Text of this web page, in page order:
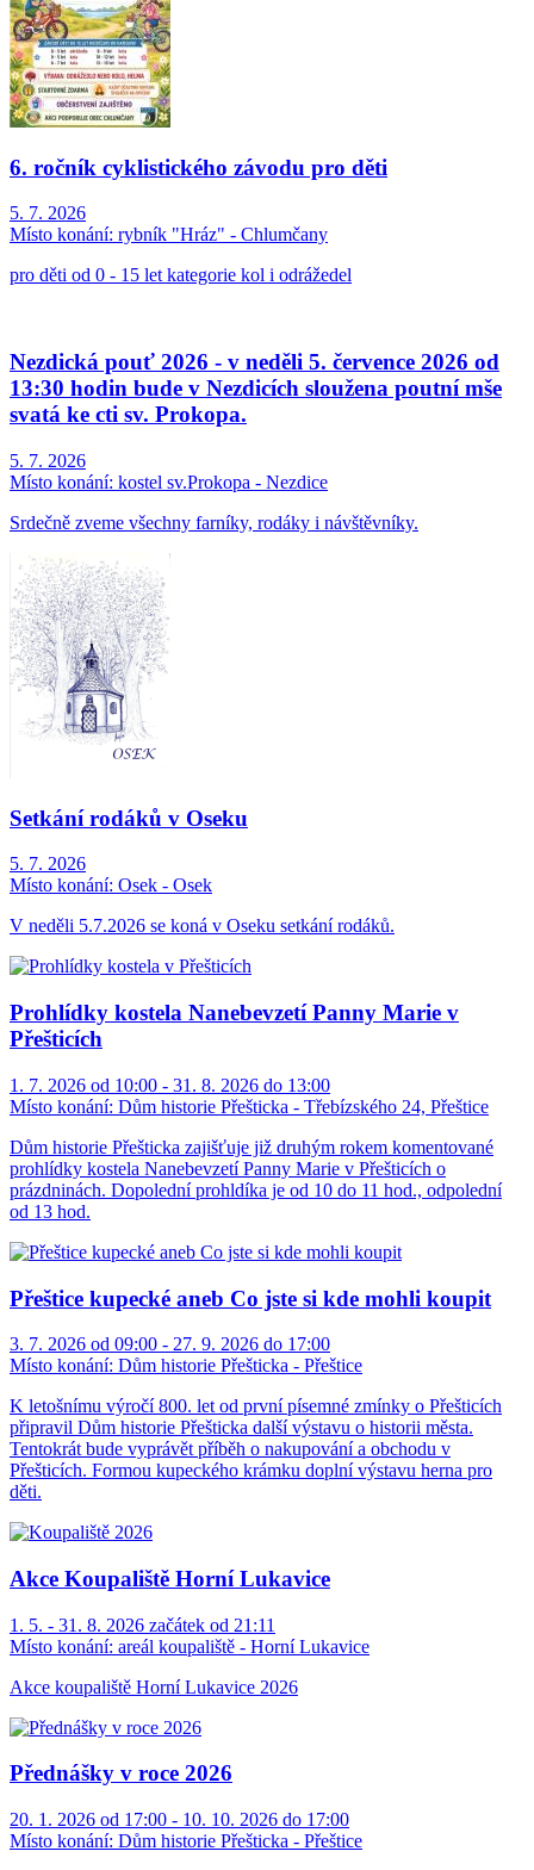
6. ročník cyklistického závodu pro děti
5. 7. 2026
Místo konání: rybník "Hráz" - Chlumčany
pro děti od 0 - 15 let kategorie kol i odrážedel
Nezdická pouť 2026 - v neděli 5. července 2026 od
13:30 hodin bude v Nezdicích sloužena poutní mše
svatá ke cti sv. Prokopa.
5. 7. 2026
Místo konání: kostel sv.Prokopa - Nezdice
Srdečně zveme všechny farníky, rodáky i návštěvníky.
Setkání rodáků v Oseku
5. 7. 2026
Místo konání: Osek - Osek
V neděli 5.7.2026 se koná v Oseku setkání rodáků.
Prohlídky kostela Nanebevzetí Panny Marie v
Přešticích
1. 7. 2026 od 10:00 - 31. 8. 2026 do 13:00
Místo konání: Dům historie Přešticka - Třebízského 24, Přeštice
Dům historie Přešticka zajišťuje již druhým rokem komentované
prohlídky kostela Nanebevzetí Panny Marie v Přešticích o
prázdninách. Dopolední prohldíka je od 10 do 11 hod., odpolední
od 13 hod.
Přeštice kupecké aneb Co jste si kde mohli koupit
3. 7. 2026 od 09:00 - 27. 9. 2026 do 17:00
Místo konání: Dům historie Přešticka - Přeštice
K letošnímu výročí 800. let od první písemné zmínky o Přešticích
připravil Dům historie Přešticka další výstavu o historii města.
Tentokrát bude vyprávět příběh o nakupování a obchodu v
Přešticích. Formou kupeckého krámku doplní výstavu herna pro
děti.
Akce Koupaliště Horní Lukavice
1. 5. - 31. 8. 2026 začátek od 21:11
Místo konání: areál koupaliště - Horní Lukavice
Akce koupaliště Horní Lukavice 2026
Přednášky v roce 2026
20. 1. 2026 od 17:00 - 10. 10. 2026 do 17:00
Místo konání: Dům historie Přešticka - Přeštice